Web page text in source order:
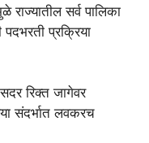
सर्व पालिका
प्रक्रिया
रिक्त जागेवर
संदर्भात लवकरच